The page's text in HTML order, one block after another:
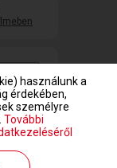
Central Europe Zrt.
használunk a
érdekében,
személyre
További